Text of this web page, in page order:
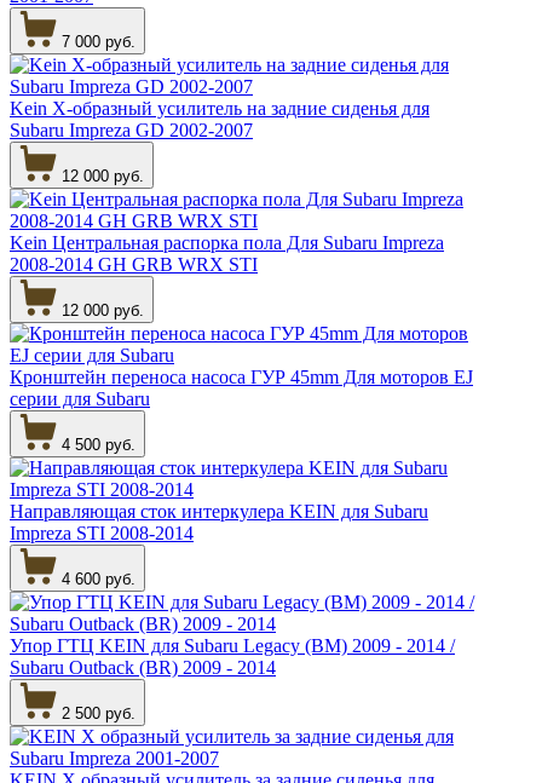
7 000 руб.
Kein Х-образный усилитель на задние сиденья для
Subaru Impreza GD 2002-2007
12 000 руб.
Kein Центральная распорка пола Для Subaru Impreza
2008-2014 GH GRB WRX STI
12 000 руб.
Кронштейн переноса насоса ГУР 45mm Для моторов EJ
серии для Subaru
4 500 руб.
Направляющая сток интеркулера KEIN для Subaru
Impreza STI 2008-2014
4 600 руб.
Упор ГТЦ KEIN для Subaru Legacy (BM) 2009 - 2014 /
Subaru Outback (BR) 2009 - 2014
2 500 руб.